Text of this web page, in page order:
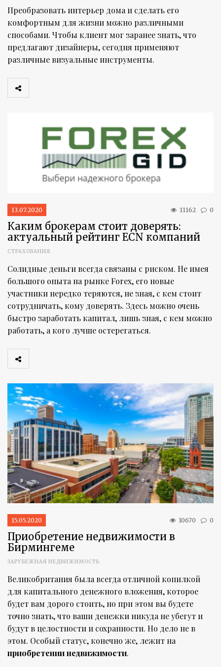
Преобразовать интерьер дома и сделать его
комфортным для жизни можно различными
способами. Чтобы клиент мог заранее знать, что
предлагают дизайнеры, сегодня применяют
различные визуальные инструменты.
13.07.2020 11162 0
Каким брокерам стоит доверять:
актуальный рейтинг ECN компаний
СТРАХОВАНИЯ
Солидные деньги всегда связаны с риском. Не имея
большого опыта на рынке Forex, его новые
участники нередко теряются, не зная, с кем стоит
сотрудничать, кому доверять. Здесь можно очень
быстро заработать капитал, лишь зная, с кем можно
работать, а кого лучше остерегаться.
15.05.2020 10670 0
Приобретение недвижимости в
Бирмингеме
ЗАРУБЕЖНАЯ НЕДВИЖИМОСТЬ
Великобритания была всегда отличной копилкой
для капитального денежного вложения, которое
будет вам дорого стоить, но при этом вы будете
точно знать, что ваши денежки никуда не убегут и
будут в целостности и сохранности. Но дело не в
этом. Особый статус, конечно же, лежит на
приобретении недвижимости.